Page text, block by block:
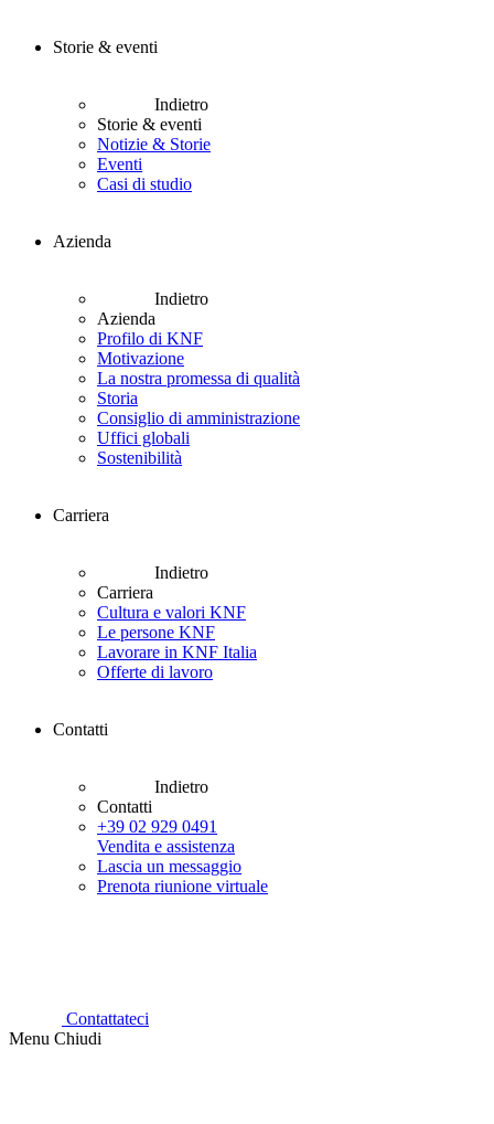
Storie & eventi
Indietro
Storie & eventi
Notizie & Storie
Eventi
Casi di studio
Azienda
Indietro
Azienda
Profilo di KNF
Motivazione
La nostra promessa di qualità
Storia
Consiglio di amministrazione
Uffici globali
Sostenibilità
Carriera
Indietro
Carriera
Cultura e valori KNF
Le persone KNF
Lavorare in KNF Italia
Offerte di lavoro
Contatti
Indietro
Contatti
+39 02 929 0491
Vendita e assistenza
Lascia un messaggio
Prenota riunione virtuale
Contattateci
Menu Chiudi